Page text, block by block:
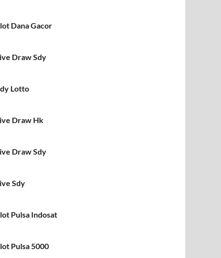
Dana Gacor
Draw Sdy
Lotto
Draw Hk
Draw Sdy
Sdy
Pulsa Indosat
Pulsa 5000